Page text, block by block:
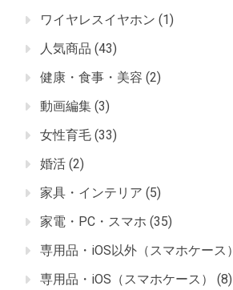
ワイヤレスイヤホン (1)
人気商品 (43)
健康・食事・美容 (2)
動画編集 (3)
女性育毛 (33)
婚活 (2)
家具・インテリア (5)
家電・PC・スマホ (35)
専用品・iOS以外（スマホケース）
専用品・iOS（スマホケース）
(8)